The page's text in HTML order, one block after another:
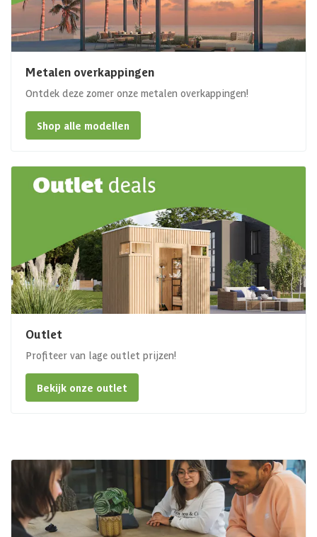
Metalen overkappingen
Ontdek deze zomer onze metalen overkappingen!
Shop alle modellen
Outlet
Profiteer van lage outlet prijzen!
Bekijk onze outlet